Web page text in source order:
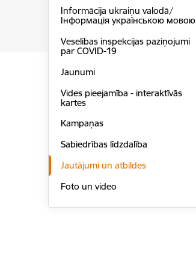
Informācija ukraiņu valodā/
Інформація українською мовою
Veselības inspekcijas paziņojumi
par COVID-19
Jaunumi
Vides pieejamība - interaktīvās
kartes
Kampaņas
Sabiedrības līdzdalība
Jautājumi un atbildes
Foto un video